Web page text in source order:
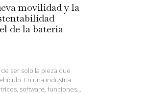
movilidad y la
de la batería
ser solo la pieza que
En una industria
software, funciones...